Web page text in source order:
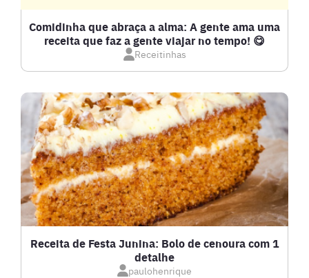
DOCES E SOBREMESAS
DRINKS
FRANGO
FRUTOS DO MAR
GRATINADOS
Comidinha que abraça a alma: A gente ama uma
receita que faz a gente viajar no tempo! 😋
Receitinhas
Receita de Festa Junina: Bolo de cenoura com 1
detalhe
paulohenrique